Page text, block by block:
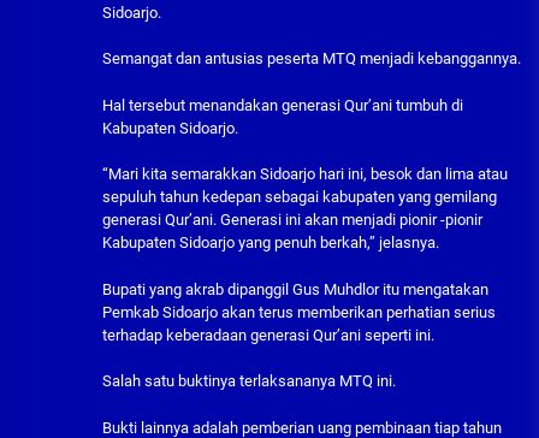
Sidoarjo.
Semangat dan antusias peserta MTQ menjadi kebanggannya.
Hal tersebut menandakan generasi Qur’ani tumbuh di
Kabupaten Sidoarjo.
“Mari kita semarakkan Sidoarjo hari ini, besok dan lima atau
sepuluh tahun kedepan sebagai kabupaten yang gemilang
generasi Qur’ani. Generasi ini akan menjadi pionir -pionir
Kabupaten Sidoarjo yang penuh berkah,” jelasnya.
Bupati yang akrab dipanggil Gus Muhdlor itu mengatakan
Pemkab Sidoarjo akan terus memberikan perhatian serius
terhadap keberadaan generasi Qur’ani seperti ini.
Salah satu buktinya terlaksananya MTQ ini.
Bukti lainnya adalah pemberian uang pembinaan tiap tahun